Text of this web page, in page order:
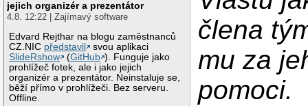
jejich organizér a prezentátor
4.8. 12:22 | Zajímavý software
Edvard Rejthar na blogu zaměstnanců
CZ.NIC představil
svou aplikaci
SlideRshow
(GitHub ). Funguje jako
prohlížeč fotek, ale i jako jejich
organizér a prezentátor. Neinstaluje se,
běží přímo v prohlížeči. Bez serveru.
Offline.
člena
mu za
pomoci.